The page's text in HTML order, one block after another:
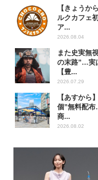
【きょうか
ルクカフェ
ア...
2026.08.04
また史実無
の末路”…実
【豊...
2026.07.29
【あすから
個”無料配
商...
2026.08.02